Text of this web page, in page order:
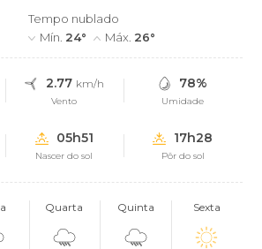
Tempo nublado
Mín. 24° Máx. 26°
2.77 km/h
Vento
78%
Umidade
05h51
Nascer do sol
17h28
Pôr do sol
Quarta Quinta Sexta